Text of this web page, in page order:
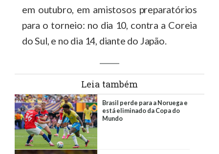
em outubro, em amistosos preparatórios
para o torneio: no dia 10, contra a Coreia
do Sul, e no dia 14, diante do Japão.
Leia também
​Brasil perde para a Noruega e
está eliminado da Copa do
Mundo